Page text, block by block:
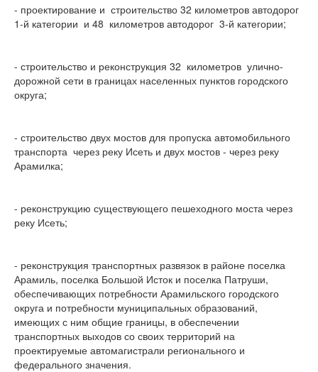
- проектирование и строительство 32 километров автодорог
1-й категории и 48 километров автодорог 3-й категории;
- строительство и реконструкция 32 километров улично-
дорожной сети в границах населенных пунктов городского
округа;
- строительство двух мостов для пропуска автомобильного
транспорта через реку Исеть и двух мостов - через реку
Арамилка;
- реконструкцию существующего пешеходного моста через
реку Исеть;
- реконструкция транспортных развязок в районе поселка
Арамиль, поселка Большой Исток и поселка Патруши,
обеспечивающих потребности Арамильского городского
округа и потребности муниципальных образований,
имеющих с ним общие границы, в обеспечении
транспортных выходов со своих территорий на
проектируемые автомагистрали регионального и
федерального значения.